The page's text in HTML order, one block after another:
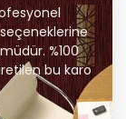
%100
bu karo